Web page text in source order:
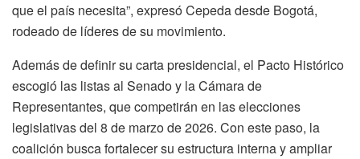
que el país necesita”, expresó Cepeda desde Bogotá,
rodeado de líderes de su movimiento.
Además de definir su carta presidencial, el Pacto Histórico
escogió las listas al Senado y la Cámara de
Representantes, que competirán en las elecciones
legislativas del 8 de marzo de 2026. Con este paso, la
coalición busca fortalecer su estructura interna y ampliar